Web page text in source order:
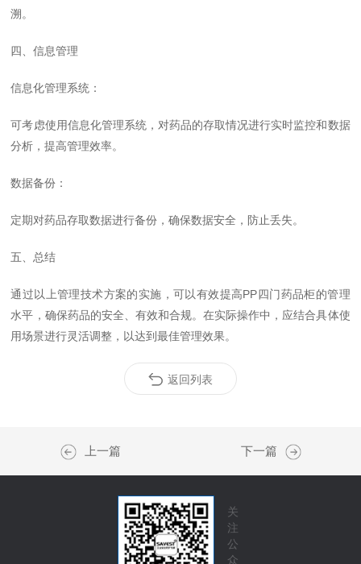
溯。
四、信息管理
信息化管理系统：
可考虑使用信息化管理系统，对药品的存取情况进行实时监控和数据
分析，提高管理效率。
数据备份：
定期对药品存取数据进行备份，确保数据安全，防止丢失。
五、总结
通过以上管理技术方案的实施，可以有效提高PP四门药品柜的管理
水平，确保药品的安全、有效和合规。在实际操作中，应结合具体使
用场景进行灵活调整，以达到最佳管理效果。
返回列表
上一篇 下一篇
关
注
公
众